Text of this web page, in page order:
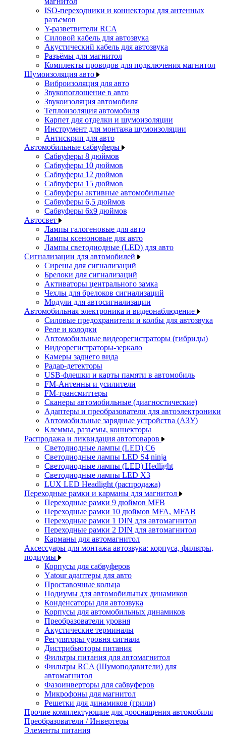
ISO-переходники и коннекторы для антенных
разъемов
Y-разветвители RCA
Силовой кабель для автозвука
Акустический кабель для автозвука
Разъёмы для магнитол
Комплекты проводов для подключения магнитол
Шумоизоляция авто
Виброизоляция для авто
Звукопоглощение в авто
Звукоизоляция автомобиля
Теплоизоляция автомобиля
Карпет для отделки и шумоизоляции
Инструмент для монтажа шумоизоляции
Антискрип для авто
Автомобильные сабвуферы
Сабвуферы 8 дюймов
Сабвуферы 10 дюймов
Сабвуферы 12 дюймов
Сабвуферы 15 дюймов
Сабвуферы активные автомобильные
Сабвуферы 6,5 дюймов
Сабвуферы 6x9 дюймов
Автосвет
Лампы галогеновые для авто
Лампы ксеноновые для авто
Лампы светодиодные (LED) для авто
Сигнализации для автомобилей
Сирены для сигнализаций
Брелоки для сигнализаций
Активаторы центрального замка
Чехлы для брелоков сигнализаций
Модули для автосигнализации
Автомобильная электроника и видеонаблюдение
Силовые предохранители и колбы для автозвука
Реле и колодки
Автомобильные видеорегистраторы (гибриды)
Видеорегистраторы-зеркало
Камеры заднего вида
Радар-детекторы
USB-флешки и карты памяти в автомобиль
FM-Антенны и усилители
FM-трансмиттеры
Сканеры автомобильные (диагностические)
Адаптеры и преобразователи для автоэлектроники
Автомобильные зарядные устройства (АЗУ)
Клеммы, разъемы, коннекторы
Распродажа и ликвидация автотоваров
Светодиодные лампы (LED) C6
Светодиодные лампы LED S4 ninja
Светодиодные лампы (LED) Hedlight
Светодиодные лампы LED X3
LUX LED Headlight (распродажа)
Переходные рамки и карманы для магнитол
Переходные рамки 9 дюймов MFB
Переходные рамки 10 дюймов MFA, MFAB
Переходные рамки 1 DIN для автомагнитол
Переходные рамки 2 DIN для автомагнитол
Карманы для автомагнитол
Аксессуары для монтажа автозвука: корпуса, фильтры,
подиумы
Корпусы для сабвуферов
Yаtour адаптеры для авто
Проставочные кольца
Подиумы для автомобильных динамиков
Конденсаторы для автозвука
Корпусы для автомобильных динамиков
Преобразователи уровня
Акустические терминалы
Регуляторы уровня сигнала
Дистрибьюторы питания
Фильтры питания для автомагнитол
Фильтры RCA (Шумоподавители) для
автомагнитол
Фазоинверторы для сабвуферов
Микрофоны для магнитол
Решетки для динамиков (грили)
Прочие комплектующие для дооснащения автомобиля
Преобразователи / Инвертеры
Элементы питания